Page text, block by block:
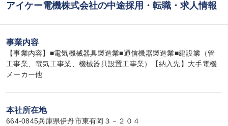
アイケー電機株式会社の中途採用・転職・求人情報
事業内容
【事業内容】■電気機械器具製造業■通信機器製造業■建設業（管
工事業、電気工事業、機械器具設置工事業）【納入先】大手電機
メーカー他
本社所在地
664-0845兵庫県伊丹市東有岡３－２０４